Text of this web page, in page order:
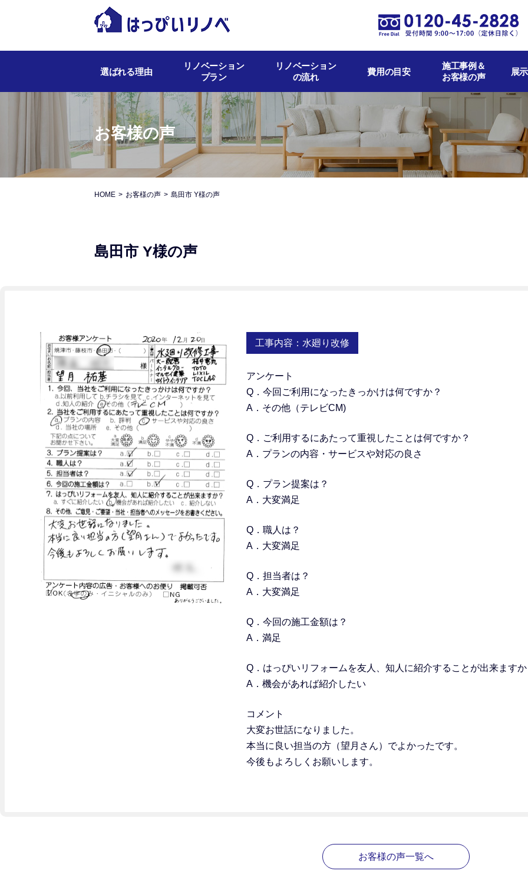
選ばれる理由
リノベーション
プラン
リノベーション
の流れ
費用の目安
施工事例＆
お客様の声
展
お客様の声
HOME お客様の声 島田市 Y様の声
島田市 Y様の声
工事内容：水廻り改修
アンケート
Q．今回ご利用になったきっかけは何ですか？
A．その他（テレビCM)
Q． ご利用するにあたって重視したことは何ですか？
A．プランの内容・サービスや対応の良さ
Q．プラン提案は？
A．大変満足
Q．職人は？
A．大変満足
Q．担当者は？
A．大変満足
Q．今回の施工金額は？
A．満足
Q．はっぴいリフォームを友人、知人に紹介することが出来ます
A．機会があれば紹介したい
コメント
大変お世話になりました。
本当に良い担当の方（望月さん）でよかったです。
今後もよろしくお願いします。
お客様の声一覧へ